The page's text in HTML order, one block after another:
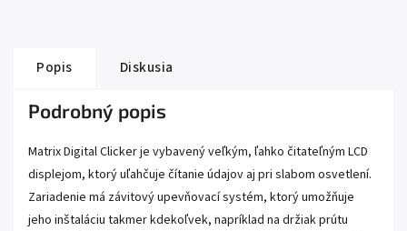
Popis Diskusia
Podrobný popis
Matrix Digital Clicker je vybavený veľkým, ľahko čitateľným LCD
displejom, ktorý uľahčuje čítanie údajov aj pri slabom osvetlení.
Zariadenie má závitový upevňovací systém, ktorý umožňuje
jeho inštaláciu takmer kdekoľvek, napríklad na držiak prútu